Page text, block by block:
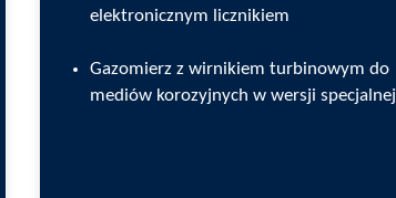
elektronicznym licznikiem
Gazomierz z wirnikiem turbinowym do
mediów korozyjnych w wersji specjalnej